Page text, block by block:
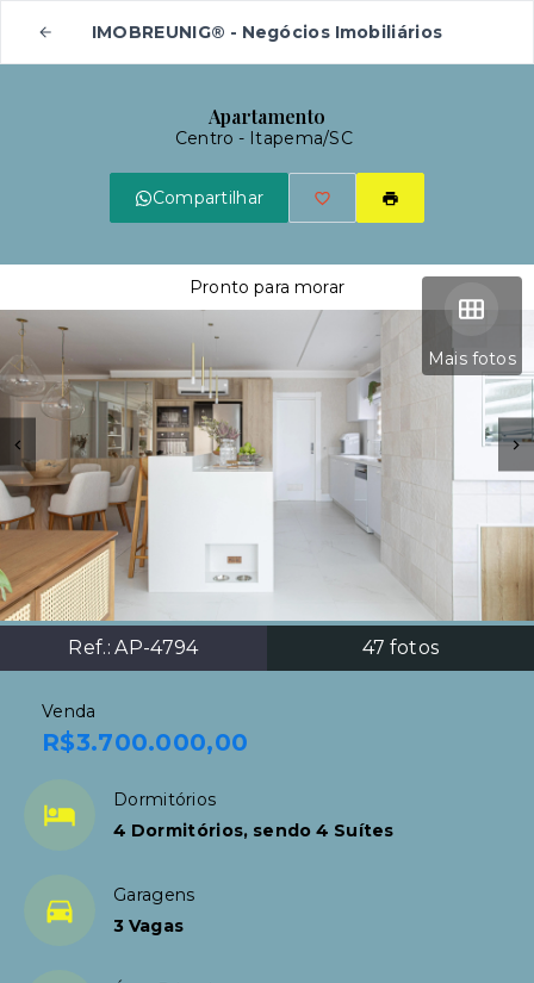
IMOBREUNIG® - Negócios Imobiliários
Apartamento
Centro - Itapema/SC
Compartilhar
Mais fotos
Ref.:AP-4794 47 fotos
Pronto para morar
Venda
R$3.700.000,00
Dormitórios
4 Dormitórios, sendo 4 Suítes
Garagens
3 Vagas